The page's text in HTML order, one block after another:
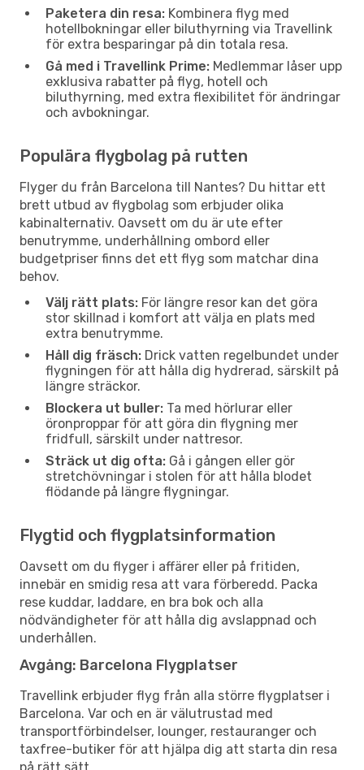
Paketera din resa: Kombinera flyg med
hotellbokningar eller biluthyrning via Travellink
för extra besparingar på din totala resa.
Gå med i Travellink Prime: Medlemmar låser upp
exklusiva rabatter på flyg, hotell och
biluthyrning, med extra flexibilitet för ändringar
och avbokningar.
Populära flygbolag på rutten
Flyger du från Barcelona till Nantes? Du hittar ett
brett utbud av flygbolag som erbjuder olika
kabinalternativ. Oavsett om du är ute efter
benutrymme, underhållning ombord eller
budgetpriser finns det ett flyg som matchar dina
behov.
Välj rätt plats: För längre resor kan det göra
stor skillnad i komfort att välja en plats med
extra benutrymme.
Håll dig fräsch: Drick vatten regelbundet under
flygningen för att hålla dig hydrerad, särskilt på
längre sträckor.
Blockera ut buller: Ta med hörlurar eller
öronproppar för att göra din flygning mer
fridfull, särskilt under nattresor.
Sträck ut dig ofta: Gå i gången eller gör
stretchövningar i stolen för att hålla blodet
flödande på längre flygningar.
Flygtid och flygplatsinformation
Oavsett om du flyger i affärer eller på fritiden,
innebär en smidig resa att vara förberedd. Packa
rese kuddar, laddare, en bra bok och alla
nödvändigheter för att hålla dig avslappnad och
underhållen.
Avgång: Barcelona Flygplatser
Travellink erbjuder flyg från alla större flygplatser i
Barcelona. Var och en är välutrustad med
transportförbindelser, lounger, restauranger och
taxfree-butiker för att hjälpa dig att starta din resa